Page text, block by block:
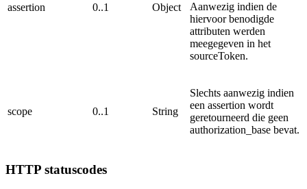
assertion 0..1 Object
Aanwezig indien de
hiervoor benodigde
attributen werden
meegegeven in het
sourceToken.
scope 0..1 String
Slechts aanwezig indien
een assertion wordt
geretourneerd die geen
authorization_base bevat.
HTTP statuscodes